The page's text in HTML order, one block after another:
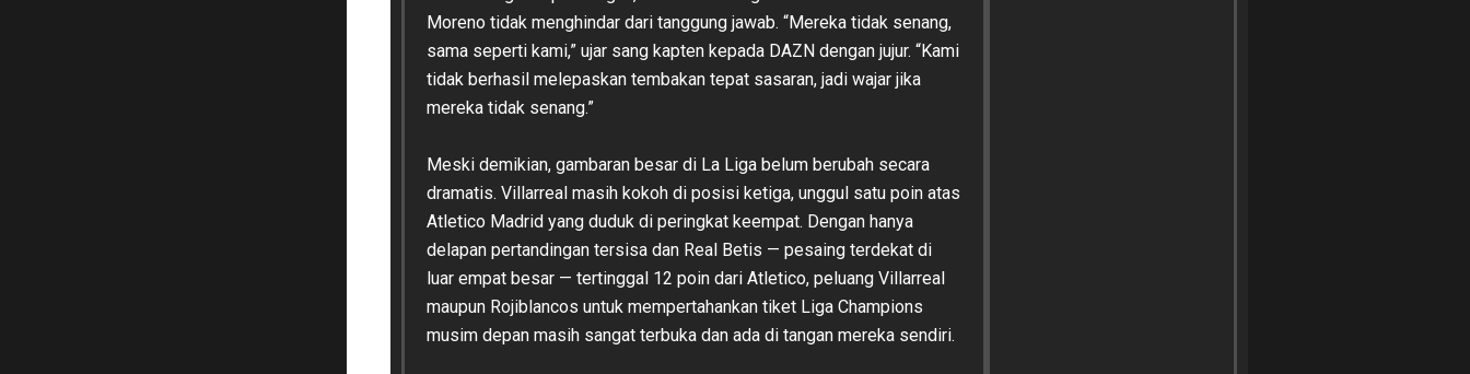
Moreno tidak menghindar dari tanggung jawab. “Mereka tidak senang,
sama seperti kami,” ujar sang kapten kepada DAZN dengan jujur. “Kami
tidak berhasil melepaskan tembakan tepat sasaran, jadi wajar jika
mereka tidak senang.”
Meski demikian, gambaran besar di La Liga belum berubah secara
dramatis. Villarreal masih kokoh di posisi ketiga, unggul satu poin atas
Atletico Madrid yang duduk di peringkat keempat. Dengan hanya
delapan pertandingan tersisa dan Real Betis — pesaing terdekat di
luar empat besar — tertinggal 12 poin dari Atletico, peluang Villarreal
maupun Rojiblancos untuk mempertahankan tiket Liga Champions
musim depan masih sangat terbuka dan ada di tangan mereka sendiri.